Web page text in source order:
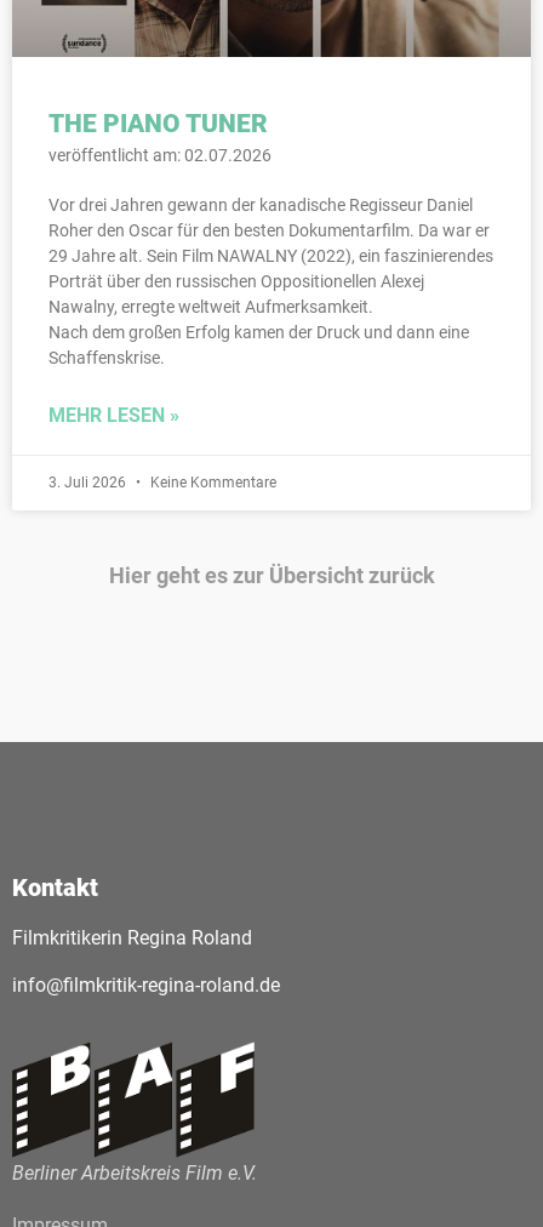
THE PIANO TUNER
veröffentlicht am: 02.07.2026
Vor drei Jahren gewann der kanadische Regisseur Daniel
Roher den Oscar für den besten Dokumentarfilm. Da war er
29 Jahre alt. Sein Film NAWALNY (2022), ein faszinierendes
Porträt über den russischen Oppositionellen Alexej
Nawalny, erregte weltweit Aufmerksamkeit.
Nach dem großen Erfolg kamen der Druck und dann eine
Schaffenskrise.
MEHR LESEN »
3. Juli 2026 Keine Kommentare
Hier geht es zur Übersicht zurück
Kontakt
Filmkritikerin Regina Roland
info@filmkritik-regina-roland.de
Berliner Arbeitskreis Film e.V.